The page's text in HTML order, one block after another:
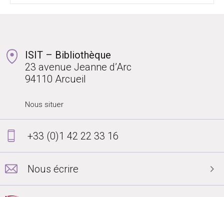
ISIT – Bibliothèque
23 avenue Jeanne d’Arc
94110 Arcueil
Nous situer
+33 (0)1 42 22 33 16
Nous écrire